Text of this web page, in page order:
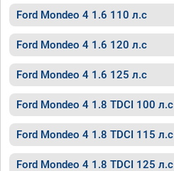
Ford Mondeo 4 1.6 110 л.с
Ford Mondeo 4 1.6 120 л.с
Ford Mondeo 4 1.6 125 л.с
Ford Mondeo 4 1.8 TDCI 100 л.с
Ford Mondeo 4 1.8 TDCI 115 л.с
Ford Mondeo 4 1.8 TDCI 125 л.с